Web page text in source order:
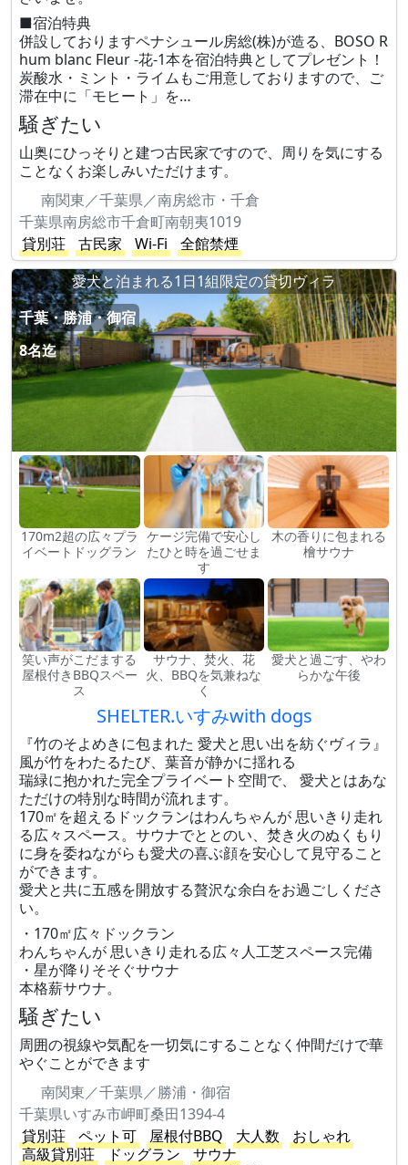
■宿泊特典
併設しておりますペナシュール房総(株)が造る、BOSO R
hum blanc Fleur -花-1本を宿泊特典としてプレゼント！
炭酸水・ミント・ライムもご用意しておりますので、ご
滞在中に「モヒート」を…
騒ぎたい
山奥にひっそりと建つ古民家ですので、周りを気にする
ことなくお楽しみいただけます。
南関東／千葉県／南房総市・千倉
千葉県南房総市千倉町南朝夷1019
貸別荘
古民家 Wi-Fi
全館禁煙
愛犬と泊まれる1日1組限定の貸切ヴィラ
千葉・勝浦・御宿
8名迄
170m2超の広々プラ
イベートドッグラン
ケージ完備で安心し
たひと時を過ごせま
す
木の香りに包まれる
檜サウナ
笑い声がこだまする
屋根付きBBQスペー
ス
サウナ、焚火、花
火、BBQを気兼ねな
く
愛犬と過ごす、やわ
らかな午後
SHELTER.いすみwith dogs
『竹のそよめきに包まれた 愛犬と思い出を紡ぐヴィラ』
風が竹をわたるたび、葉音が静かに揺れる
瑞緑に抱かれた完全プライベート空間で、 愛犬とはあな
ただけの特別な時間が流れます。
170㎡を超えるドックランはわんちゃんが 思いきり走れ
る広々スペース。サウナでととのい、焚き火のぬくもり
に身を委ねながらも愛犬の喜ぶ顔を安心して見守ること
ができます。
愛犬と共に五感を開放する贅沢な余白をお過ごしくださ
い。
・170㎡広々ドックラン
わんちゃんが 思いきり走れる広々人工芝スペース完備
・星が降りそそぐサウナ
本格薪サウナ。
騒ぎたい
周囲の視線や気配を一切気にすることなく仲間だけで華
やぐことができます
南関東／千葉県／勝浦・御宿
千葉県いすみ市岬町桑田1394-4
貸別荘
ペット可 屋根付BBQ 大人数
おしゃれ
高級貸別荘
ドッグラン
サウナ